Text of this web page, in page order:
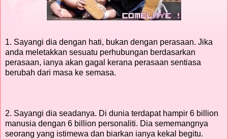
1. Sayangi dia dengan hati, bukan dengan perasaan. Jika
anda meletakkan sesuatu perhubungan berdasarkan
perasaan, ianya akan gagal kerana perasaan sentiasa
berubah dari masa ke semasa.
2. Sayangi dia seadanya. Di dunia terdapat hampir 6 billion
manusia dengan 6 billion personaliti. Dia sememangnya
seorang yang istimewa dan biarkan ianya kekal begitu.